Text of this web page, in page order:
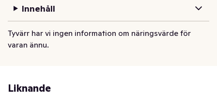
Innehåll
Tyvärr har vi ingen information om näringsvärde för
varan ännu.
Liknande